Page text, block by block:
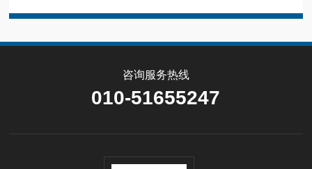
咨询服务热线
010-51655247